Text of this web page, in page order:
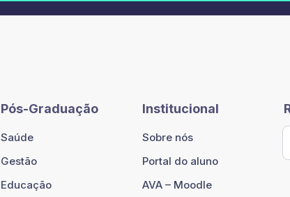
Pós-Graduação
Saúde
Gestão
Educação
Institucional
Sobre nós
Portal do aluno
AVA – Moodle